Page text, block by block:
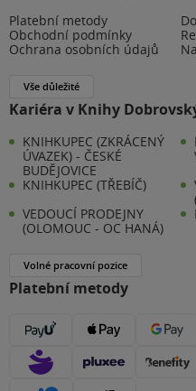
Platební metody
Obchodní podmínky
Ochrana osobních údajů
Vše důležité
Kariéra v Knihy
KNIHKUPEC (ZKRÁCENÝ
ÚVAZEK) - ČESKÉ
BUDĚJOVICE
KNIHKUPEC (TŘEBÍČ)
VEDOUCÍ PRODEJNY
(OLOMOUC - OC HANÁ)
Volné pracovní pozice
Platební metody